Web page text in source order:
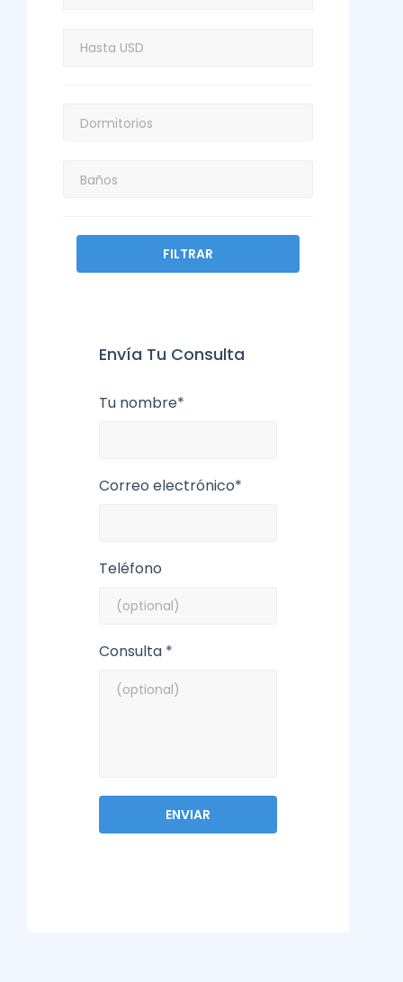
FILTRAR
Envía Tu Consulta
Tu nombre*
Correo electrónico*
Teléfono
Consulta *